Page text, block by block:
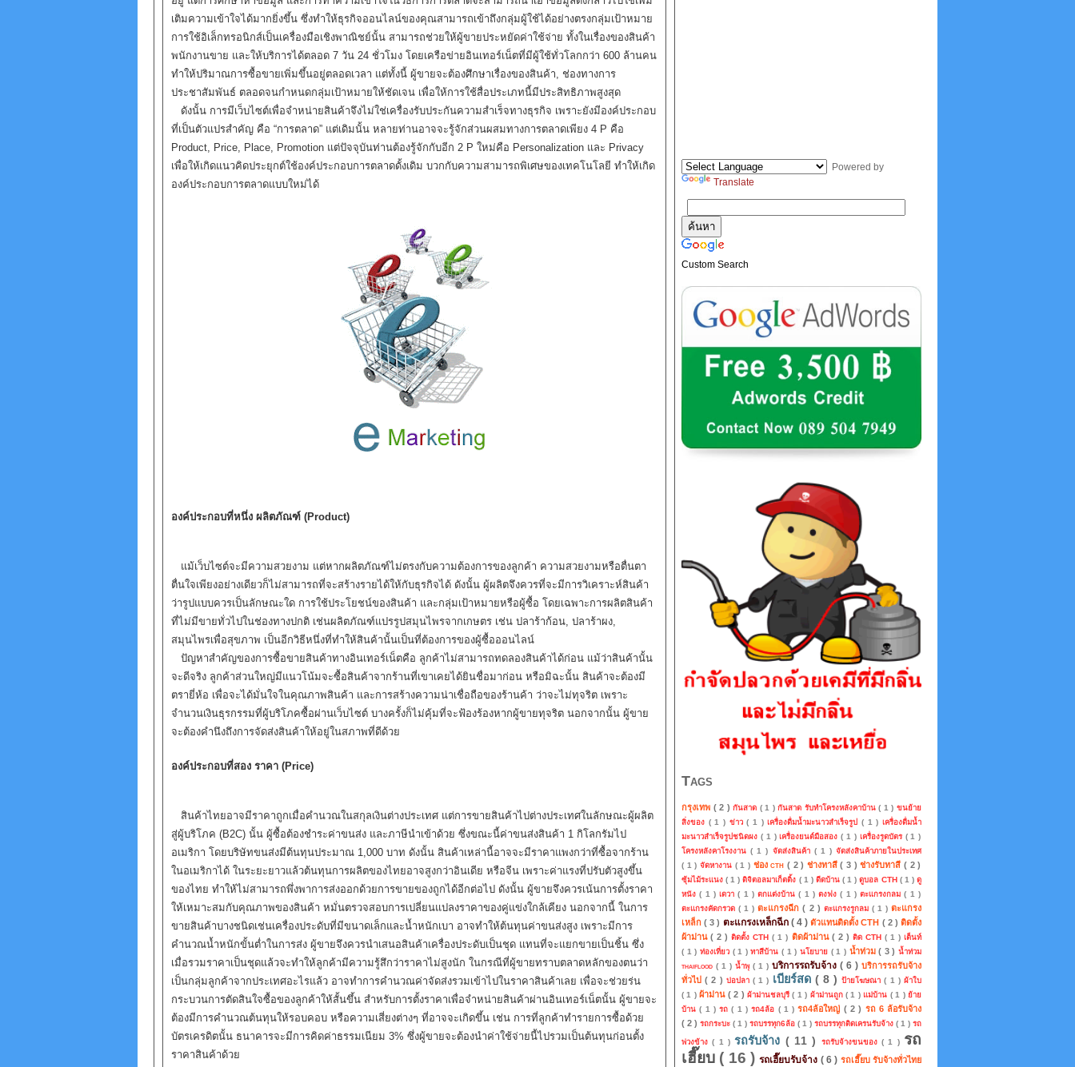
เติมความเข้าใจได้มากยิ่งขึ้น ซึ่งทำให้ธุรกิจออนไลน์ของคุณสามารถเข้าถึงกลุ่มผู้ใช้ได้อย่างตรงกลุ่มเป้าหมาย
การใช้อิเล็กทรอนิกส์เป็นเครื่องมือเชิงพาณิชย์นั้น สามารถช่วยให้ผู้ขายประหยัดค่าใช้จ่าย ทั้งในเรื่องของสินค้า
พนักงานขาย และให้บริการได้ตลอด 7 วัน 24 ชั่วโมง โดยเครือข่ายอินเทอร์เน็ตที่มีผู้ใช้ทั่วโลกกว่า 600 ล้านคน
ทำให้ปริมาณการซื้อขายเพิ่มขึ้นอยู่ตลอดเวลา แต่ทั้งนี้ ผู้ขายจะต้องศึกษาเรื่องของสินค้า, ช่องทางการ
ประชาสัมพันธ์ ตลอดจนกำหนดกลุ่มเป้าหมายให้ชัดเจน เพื่อให้การใช้สื่อประเภทนี้มีประสิทธิภาพสูงสุด
ดังนั้น การมีเว็บไซต์เพื่อจำหน่ายสินค้าจึงไม่ใช่เครื่องรับประกันความสำเร็จทางธุรกิจ เพราะยังมีองค์ประกอบ
ที่เป็นตัวแปรสำคัญ คือ “การตลาด” แต่เดิมนั้น หลายท่านอาจจะรู้จักส่วนผสมทางการตลาดเพียง 4 P คือ
Product, Price, Place, Promotion แต่ปัจจุบันท่านต้องรู้จักกับอีก 2 P ใหม่คือ Personalization และ Privacy
เพื่อให้เกิดแนวคิดประยุกต์ใช้องค์ประกอบการตลาดดั้งเดิม บวกกับความสามารถพิเศษของเทคโนโลยี ทำให้เกิด
องค์ประกอบการตลาดแบบใหม่ได้
องค์ประกอบที่หนึ่ง ผลิตภัณฑ์ (Product)
แม้เว็บไซต์จะมีความสวยงาม แต่หากผลิตภัณฑ์ไม่ตรงกับความต้องการของลูกค้า ความสวยงามหรือตื่นตา
ตื่นใจเพียงอย่างเดียวก็ไม่สามารถที่จะสร้างรายได้ให้กับธุรกิจได้ ดังนั้น ผู้ผลิตจึงควรที่จะมีการวิเคราะห์สินค้า
ว่ารูปแบบควรเป็นลักษณะใด การใช้ประโยชน์ของสินค้า และกลุ่มเป้าหมายหรือผู้ซื้อ โดยเฉพาะการผลิตสินค้า
ที่ไม่มีขายทั่วไปในช่องทางปกติ เช่นผลิตภัณฑ์แปรรูปสมุนไพรจากเกษตร เช่น ปลาร้าก้อน, ปลาร้าผง,
สมุนไพรเพื่อสุขภาพ เป็นอีกวิธีหนึ่งที่ทำให้สินค้านั้นเป็นที่ต้องการของผู้ซื้อออนไลน์
ปัญหาสำคัญของการซื้อขายสินค้าทางอินเทอร์เน็ตคือ ลูกค้าไม่สามารถทดลองสินค้าได้ก่อน แม้ว่าสินค้านั้น
จะดีจริง ลูกค้าส่วนใหญ่มีแนวโน้มจะซื้อสินค้าจากร้านที่เขาเคยได้ยินชื่อมาก่อน หรือมิฉะนั้น สินค้าจะต้องมี
ตรายี่ห้อ เพื่อจะได้มั่นใจในคุณภาพสินค้า และการสร้างความน่าเชื่อถือของร้านค้า ว่าจะไม่ทุจริต เพราะ
จำนวนเงินธุรกรรมที่ผู้บริโภคซื้อผ่านเว็บไซต์ บางครั้งก็ไม่คุ้มที่จะฟ้องร้องหากผู้ขายทุจริต นอกจากนั้น ผู้ขาย
จะต้องคำนึงถึงการจัดส่งสินค้าให้อยู่ในสภาพที่ดีด้วย
องค์ประกอบที่สอง ราคา (Price)
สินค้าไทยอาจมีราคาถูกเมื่อคำนวณในสกุลเงินต่างประเทศ แต่การขายสินค้าไปต่างประเทศในลักษณะผู้ผลิต
สู่ผู้บริโภค (B2C) นั้น ผู้ซื้อต้องชำระค่าขนส่ง และภาษีนำเข้าด้วย ซึ่งขณะนี้ค่าขนส่งสินค้า 1 กิโลกรัมไป
อเมริกา โดยบริษัทขนส่งมีต้นทุนประมาณ 1,000 บาท ดังนั้น สินค้าเหล่านี้อาจจะมีราคาแพงกว่าที่ซื้อจากร้าน
ในอเมริกาได้ ในระยะยาวแล้วต้นทุนการผลิตของไทยอาจสูงกว่าอินเดีย หรือจีน เพราะค่าแรงที่ปรับตัวสูงขึ้น
ของไทย ทำให้ไม่สามารถพึ่งพาการส่งออกด้วยการขายของถูกได้อีกต่อไป ดังนั้น ผู้ขายจึงควรเน้นการตั้งราคา
ให้เหมาะสมกับคุณภาพของสินค้า หมั่นตรวจสอบการเปลี่ยนแปลงราคาของคู่แข่งใกล้เคียง นอกจากนี้ ในการ
ขายสินค้าบางชนิดเช่นเครื่องประดับที่มีขนาดเล็กและน้ำหนักเบา อาจทำให้ต้นทุนค่าขนส่งสูง เพราะมีการ
คำนวณน้ำหนักขั้นต่ำในการส่ง ผู้ขายจึงควรนำเสนอสินค้าเครื่องประดับเป็นชุด แทนที่จะแยกขายเป็นชิ้น ซึ่ง
เมื่อรวมราคาเป็นชุดแล้วจะทำให้ลูกค้ามีความรู้สึกว่าราคาไม่สูงนัก ในกรณีที่ผู้ขายทราบตลาดหลักของตนว่า
เป็นกลุ่มลูกค้าจากประเทศอะไรแล้ว อาจทำการคำนวณค่าจัดส่งรวมเข้าไปในราคาสินค้าเลย เพื่อจะช่วยร่น
กระบวนการตัดสินใจซื้อของลูกค้าให้สั้นขึ้น สำหรับการตั้งราคาเพื่อจำหน่ายสินค้าผ่านอินเทอร์เน็ตนั้น ผู้ขายจะ
ต้องมีการคำนวณต้นทุนให้รอบคอบ หรือความเสี่ยงต่างๆ ที่อาจจะเกิดขึ้น เช่น การที่ลูกค้าทำรายการซื้อด้วย
บัตรเครดิตนั้น ธนาคารจะมีการคิดค่าธรรมเนียม 3% ซึ่งผู้ขายจะต้องนำค่าใช้จ่ายนี้ไปรวมเป็นต้นทุนก่อนตั้ง
ราคาสินค้าด้วย
Powered by
Translate
Custom Search
Tags
กรุงเทพ ( 2 )กันสาด ( 1 )กันสาด รับทำโครงหลังคาบ้าน( 1 )ขนย้าย
สิ่งของ ( 1 ) ข่าว( 1 )เครื่องดื่มน้ำมะนาวสำเร็จรูป( 1 )เครื่องดื่มน้ำ
มะนาวสำเร็จรูปชนิดผง ( 1 )เครื่องยนต์มือสอง( 1 ) เครื่องรูดบัตร ( 1 )
โครงหลังคาโรงงาน( 1 ) จัดส่งสินค้า ( 1 ) จัดส่งสินค้าภายในประเทศ
( 1 ) จัดหางาน ( 1 ) ช่อง cth ( 2 ) ช่างทาสี( 3 )ช่างรับทาสี( 2 )
ซุ้มไม้ระแนง( 1 )ดิจิตอลมาเก็ตติ้ง ( 1 ) ดีดบ้าน( 1 )ดูบอล CTH ( 1 )ดู
หนัง( 1 ) เดวา( 1 ) ตกแต่งบ้าน( 1 ) ตงฟง( 1 ) ตะแกรงกลม( 1 )
ตะแกรงคัดกรวด( 1 )ตะแกรงฉีก( 2 ) ตะแกรงรูกลม ( 1 )ตะแกรง
เหล็ก( 3 ) ตะแกรงเหล็กฉีก ( 4 )ตัวแทนติดตั้ง CTH ( 2 )ติดตั้ง
ผ้าม่าน( 2 )ติดตั้ง CTH( 1 ) ติดผ้าม่าน ( 2 ) ติด CTH ( 1 )เต็นท์
( 1 ) ท่องเที่ยว ( 1 )ทาสีบ้าน( 1 ) นโยบาย ( 1 ) น้ำท่วม( 3 )น้ำท่วม
thaiflood ( 1 ) น้ำพุ ( 1 ) บริการรถรับจ้าง ( 6 ) บริการรถรับจ้าง
ทั่วไป( 2 ) บ่อปลา ( 1 ) เบียร์สด ( 8 )ป้ายโฆษณา( 1 ) ผ้าใบ
( 1 )ผ้าม่าน ( 2 ) ผ้าม่านชลบุรี( 1 ) ผ้าม่านถูก( 1 ) แม่บ้าน ( 1 )ย้าย
บ้าน( 1 )รถ( 1 )รถ4ล้อ ( 1 )รถ4ล้อใหญ่ ( 2 ) รถ 6 ล้อรับจ้าง
( 2 ) รถกระบะ ( 1 ) รถบรรทุก6ล้อ ( 1 ) รถบรรทุกติดเครนรับจ้าง ( 1 ) รถ
พ่วงข้าง( 1 )รถรับจ้าง ( 11 ) รถรับจ้างขนของ( 1 ) รถ
เฮี๊ยบ ( 16 )รถเฮี๊ยบรับจ้าง ( 6 ) รถเฮี๊ยบ รับจ้างทั่วไทย